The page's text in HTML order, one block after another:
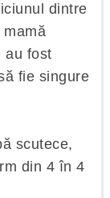
dintre
au fost
fie singure
scutece,
din 4 în 4